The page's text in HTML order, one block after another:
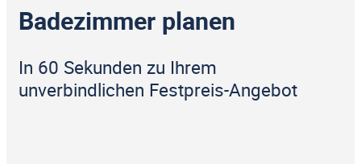
Badezimmer planen
In 60 Sekunden zu Ihrem
unverbindlichen Festpreis-Angebot